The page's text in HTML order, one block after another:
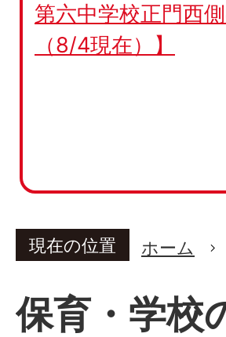
第六中学校正門西
（8/4現在）】
現在の位置 ホーム
保育・学校